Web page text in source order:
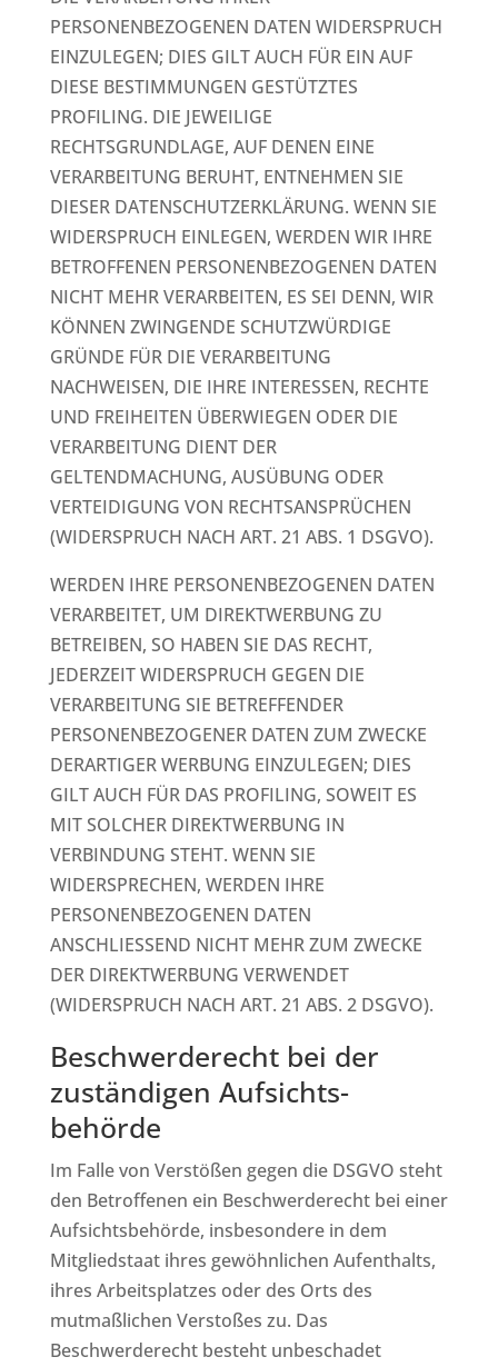
PERSONENBEZOGENEN DATEN WIDERSPRUCH
EINZULEGEN; DIES GILT AUCH FÜR EIN AUF
DIESE BESTIMMUNGEN GESTÜTZTES
PROFILING. DIE JEWEILIGE
RECHTSGRUNDLAGE, AUF DENEN EINE
VERARBEITUNG BERUHT, ENTNEHMEN SIE
DIESER DATENSCHUTZERKLÄRUNG. WENN SIE
WIDERSPRUCH EINLEGEN, WERDEN WIR IHRE
BETROFFENEN PERSONENBEZOGENEN DATEN
NICHT MEHR VERARBEITEN, ES SEI DENN, WIR
KÖNNEN ZWINGENDE SCHUTZWÜRDIGE
GRÜNDE FÜR DIE VERARBEITUNG
NACHWEISEN, DIE IHRE INTERESSEN, RECHTE
UND FREIHEITEN ÜBERWIEGEN ODER DIE
VERARBEITUNG DIENT DER
GELTENDMACHUNG, AUSÜBUNG ODER
VERTEIDIGUNG VON RECHTSANSPRÜCHEN
(WIDERSPRUCH NACH ART. 21 ABS. 1 DSGVO).
WERDEN IHRE PERSONENBEZOGENEN DATEN
VERARBEITET, UM DIREKTWERBUNG ZU
BETREIBEN, SO HABEN SIE DAS RECHT,
JEDERZEIT WIDERSPRUCH GEGEN DIE
VERARBEITUNG SIE BETREFFENDER
PERSONENBEZOGENER DATEN ZUM ZWECKE
DERARTIGER WERBUNG EINZULEGEN; DIES
GILT AUCH FÜR DAS PROFILING, SOWEIT ES
MIT SOLCHER DIREKTWERBUNG IN
VERBINDUNG STEHT. WENN SIE
WIDERSPRECHEN, WERDEN IHRE
PERSONENBEZOGENEN DATEN
ANSCHLIESSEND NICHT MEHR ZUM ZWECKE
DER DIREKTWERBUNG VERWENDET
(WIDERSPRUCH NACH ART. 21 ABS. 2 DSGVO).
Beschwerde­recht bei der
zuständigen Aufsichts­
behörde
Im Falle von Verstößen gegen die DSGVO steht
den Betroffenen ein Beschwerderecht bei einer
Aufsichtsbehörde, insbesondere in dem
Mitgliedstaat ihres gewöhnlichen Aufenthalts,
ihres Arbeitsplatzes oder des Orts des
mutmaßlichen Verstoßes zu. Das
Beschwerderecht besteht unbeschadet